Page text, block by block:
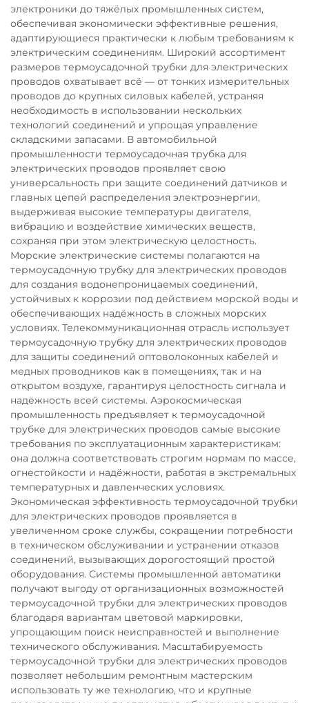
электроники до тяжёлых промышленных систем,
обеспечивая экономически эффективные решения,
адаптирующиеся практически к любым требованиям к
электрическим соединениям. Широкий ассортимент
размеров термоусадочной трубки для электрических
проводов охватывает всё — от тонких измерительных
проводов до крупных силовых кабелей, устраняя
необходимость в использовании нескольких
технологий соединений и упрощая управление
складскими запасами. В автомобильной
промышленности термоусадочная трубка для
электрических проводов проявляет свою
универсальность при защите соединений датчиков и
главных цепей распределения электроэнергии,
выдерживая высокие температуры двигателя,
вибрацию и воздействие химических веществ,
сохраняя при этом электрическую целостность.
Морские электрические системы полагаются на
термоусадочную трубку для электрических проводов
для создания водонепроницаемых соединений,
устойчивых к коррозии под действием морской воды и
обеспечивающих надёжность в сложных морских
условиях. Телекоммуникационная отрасль использует
термоусадочную трубку для электрических проводов
для защиты соединений оптоволоконных кабелей и
медных проводников как в помещениях, так и на
открытом воздухе, гарантируя целостность сигнала и
надёжность всей системы. Аэрокосмическая
промышленность предъявляет к термоусадочной
трубке для электрических проводов самые высокие
требования по эксплуатационным характеристикам:
она должна соответствовать строгим нормам по массе,
огнестойкости и надёжности, работая в экстремальных
температурных и давленческих условиях.
Экономическая эффективность термоусадочной трубки
для электрических проводов проявляется в
увеличенном сроке службы, сокращении потребности
в техническом обслуживании и устранении отказов
соединений, вызывающих дорогостоящий простой
оборудования. Системы промышленной автоматики
получают выгоду от организационных возможностей
термоусадочной трубки для электрических проводов
благодаря вариантам цветовой маркировки,
упрощающим поиск неисправностей и выполнение
технического обслуживания. Масштабируемость
термоусадочной трубки для электрических проводов
позволяет небольшим ремонтным мастерским
использовать ту же технологию, что и крупные